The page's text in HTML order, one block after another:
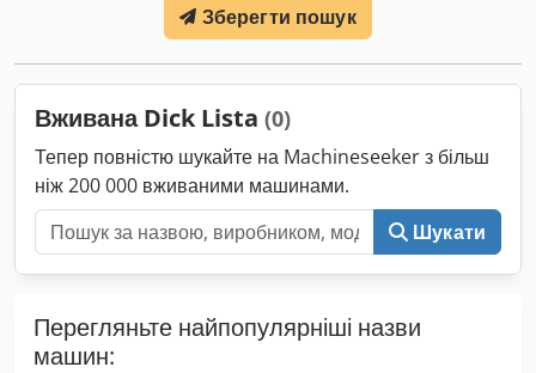
Зберегти пошук
Вживана Dick Lista (0)
Тепер повністю шукайте на Machineseeker з більш
ніж 200 000 вживаними машинами.
Шукати
Перегляньте найпопулярніші назви
машин: